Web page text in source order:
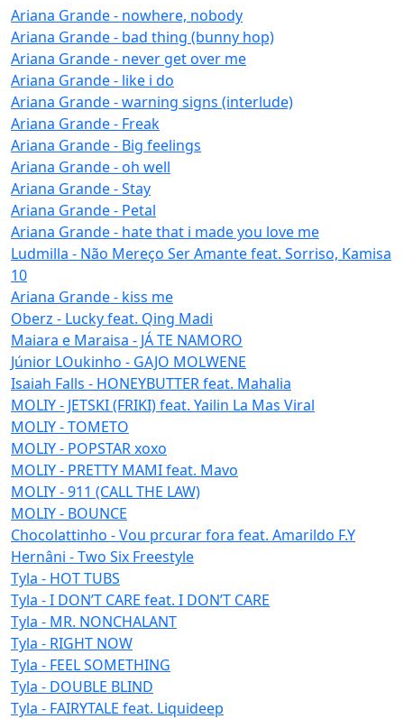
Ariana Grande - nowhere, nobody
Ariana Grande - bad thing (bunny hop)
Ariana Grande - never get over me
Ariana Grande - like i do
Ariana Grande - warning signs (interlude)
Ariana Grande - Freak
Ariana Grande - Big feelings
Ariana Grande - oh well
Ariana Grande - Stay
Ariana Grande - Petal
Ariana Grande - hate that i made you love me
Ludmilla - Não Mereço Ser Amante feat. Sorriso, Kamisa
10
Ariana Grande - kiss me
Oberz - Lucky feat. Qing Madi
Maiara e Maraisa - JÁ TE NAMORO
Júnior LOukinho - GAJO MOLWENE
Isaiah Falls - HONEYBUTTER feat. Mahalia
MOLIY - JETSKI (FRIKI) feat. Yailin La Mas Viral
MOLIY - TOMETO
MOLIY - POPSTAR xoxo
MOLIY - PRETTY MAMI feat. Mavo
MOLIY - 911 (CALL THE LAW)
MOLIY - BOUNCE
Chocolattinho - Vou prcurar fora feat. Amarildo F.Y
Hernâni - Two Six Freestyle
Tyla - HOT TUBS
Tyla - I DON’T CARE feat. I DON’T CARE
Tyla - MR. NONCHALANT
Tyla - RIGHT NOW
Tyla - FEEL SOMETHING
Tyla - DOUBLE BLIND
Tyla - FAIRYTALE feat. Liquideep